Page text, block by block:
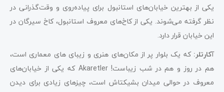
یکی از بهترین خیابان‌های استانبول برای پیاده‌روی و وقت‌گذرانی در
نظر گرفته می‌شوند. یکی از کاخ‌های معروف استانبول، کاخ سیرگان در
این خیابان قرار دارد.
آکارتلر: که یک بلوار پر از مکان‌های هنری و زیبای‌ های معماری است،
هم در روز و هم در شب زیباست! Akaretler که یکی از خیابان‌های
معروف در حوالی میدان بشیکتاش است، چیزهای زیادی برای دیدن